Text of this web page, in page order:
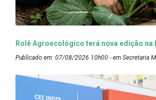
Rolê Agroecológico terá nova edição na
Publicado em: 07/08/2026 10h00 - em Secretaria